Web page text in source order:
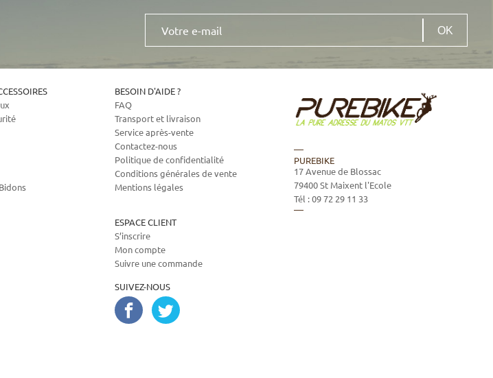
Votre
mail
BESOIN D'AIDE ?
FAQ
Transport et livraison
Service après-vente
Contactez-nous
Politique de confidentialité
Conditions générales de vente
Mentions légales
ESPACE CLIENT
S’inscrire
Mon compte
Suivre une commande
SUIVEZ-NOUS
PUREBIKE
17 Avenue de Blossac
79400St Maixent l'Ecole
Tél :09 72 29 11 33